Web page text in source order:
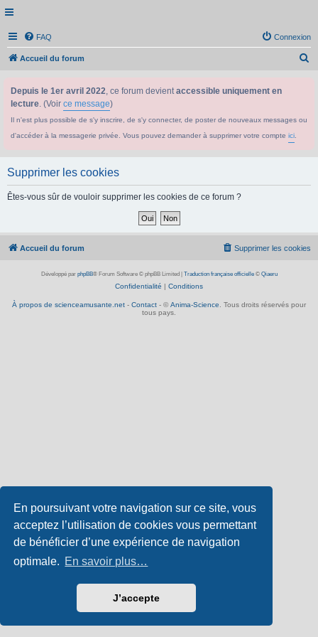
En poursuivant votre navigation sur ce site, vous
acceptez l’utilisation de cookies vous permettant
de bénéficier d’une expérience de navigation
optimale. En savoir plus…
J’accepte
FAQ Connexion
Accueil du forum
Depuis le 1er avril 2022, ce forum devientaccessible uniquement en
lecture. (Voir ce message)
Il n'est plus possible de s'y inscrire, de s'y connecter, de poster de nouveaux messages ou
d'accéder à la messagerie privée. Vous pouvez demander à supprimer votre compte ici
Supprimer les cookies
Êtes-vous sûr de vouloir supprimer les cookies de ce forum ?
Accueil du forum Supprimer les cookies
Développé par phpBB® Forum Software © phpBB Limited Traduction française officielle© Qiaeru
Confidentialité | Conditions
À propos de scienceamusante.net - Contact - © Anima-Science . Tous droits réservés pour
tous pays.